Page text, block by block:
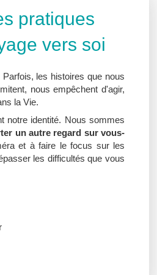
pratiques
vers soi
les histoires que nous
nous empêchent d'agir,
la Vie.
notre identité. Nous sommes
un autre regard sur vous-
et à faire le focus sur les
les difficultés que vous